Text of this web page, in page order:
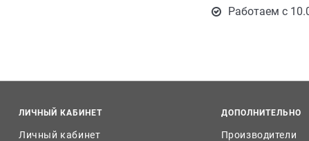
Работаем с
ЛИЧНЫЙ КАБИНЕТ
Личный кабинет
ДОПОЛНИТЕЛЬНО
Производители